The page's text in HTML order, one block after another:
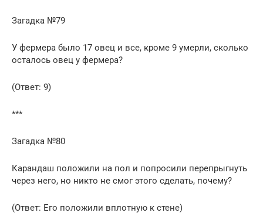
Загадка №79
У фермера было 17 овец и все, кроме 9 умерли, сколько
осталось овец у фермера?
(Ответ: 9)
***
Загадка №80
Карандаш положили на пол и попросили перепрыгнуть
через него, но никто не смог этого сделать, почему?
(Ответ: Его положили вплотную к стене)